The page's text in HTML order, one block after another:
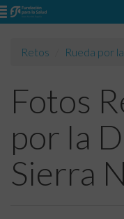
Retos Rueda por
Fotos
por la
Sierra